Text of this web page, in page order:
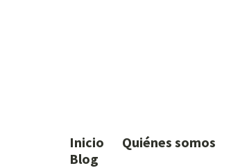
Inicio Quiénes somos
Blog